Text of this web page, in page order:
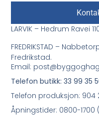
LARVIK – Hedrum Ravei
FREDRIKSTAD –
Fredrikstad.
Email:
Telefon butikk: 33 99 35
Telefon produksjon: 904
Åpningstider: 0800-1700